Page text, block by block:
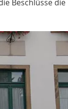
Beschlüsse die